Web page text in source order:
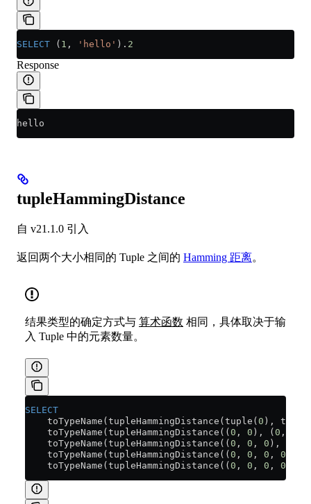
SELECT ( 1 , 'hello' ). 2
Response
hello
tupleHammingDistance
自 v21.1.0 引入
返回两个大小相同的 Tuple 之间的 Hamming 距离。
结果类型的确定方式与 算术函数 相同，具体取决于输
入 Tuple 中的元素数量。
SELECT
    toTypeName(tupleHammingDistance(tuple(
0 ),
    toTypeName(tupleHammingDistance((
0 , 0 ), (0 ,
    toTypeName(tupleHammingDistance((
0 , 0 , 0 ), (
    toTypeName(tupleHammingDistance((
0 , 0 , 0 , 0
    toTypeName(tupleHammingDistance((
0 , 0 , 0 , 0